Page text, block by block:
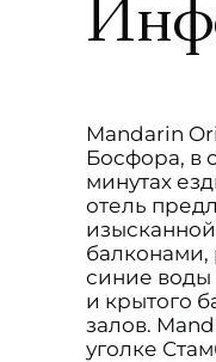
Mandarin
Босфора, в
минутах
отель
балконами,
синие воды
и крытого
залов.
уголке